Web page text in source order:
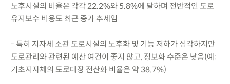
노후시설의 비율은 각각 22.2%와 5.8%에 달하며 전반적인 도로
유지보수 비용도 최근 증가 추세임
- 특히 지자체 소관 도로시설의 노후화 및 기능 저하가 심각하지만
도로관리와 관련된 예산 여건이 좋지 않고, 정보화 수준은 낮음(예:
기초지자체의 도로대장 전산화 비율은 약 38.7%)